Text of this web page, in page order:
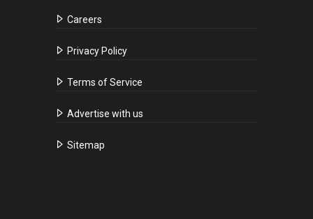
Careers
Privacy Policy
Terms of Service
Advertise with us
Sitemap